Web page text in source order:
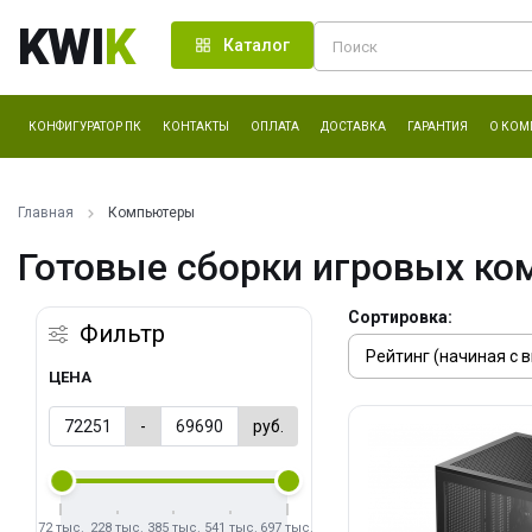
KWIK Каталог
КОНФИГУРАТОР ПК КОНТАКТЫ ОПЛАТА ДОСТАВКА ГАРАНТИЯ О
Главная Компьютеры
Готовые сборки игровых
Фильтр
ЦЕНА
- руб.
72 тыс. 228 тыс. 385 тыс. 541 тыс. 697 тыс.
Сортировка: